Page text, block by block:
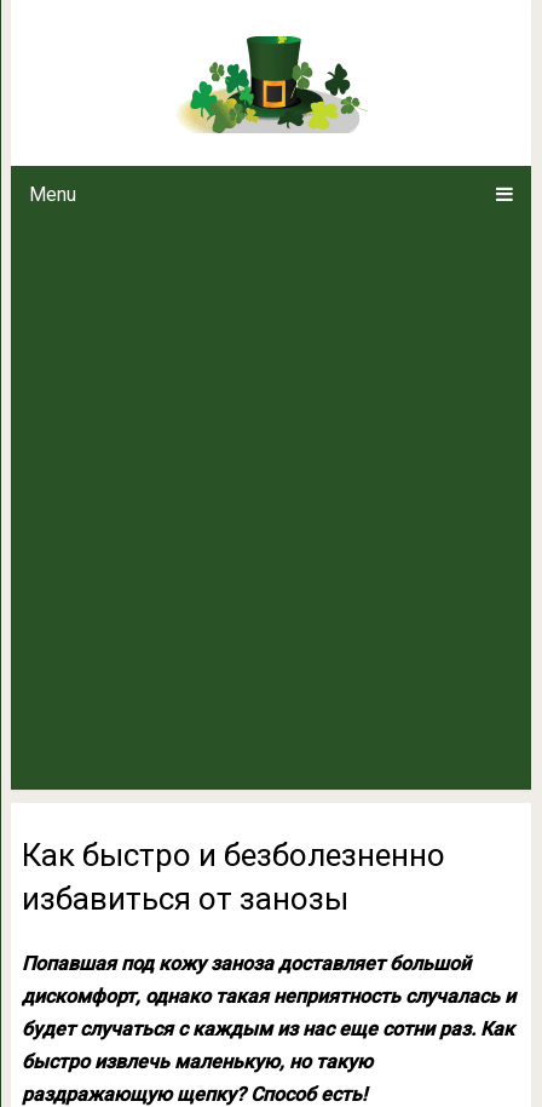
Menu
Как быстро и
Как быстро и безболезненно
избавиться от занозы
Попавшая под кожу заноза доставляет большой
дискомфорт, однако такая неприятность случалась и
будет случаться с каждым из нас еще сотни раз. Как
быстро извлечь маленькую, но такую
раздражающую щепку? Способ есть!